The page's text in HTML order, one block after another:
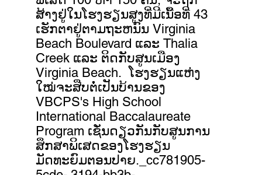
ສ້າງຢູ່ໃນໂຮງຮຽນສູງທີ່ມີເນື້ອທີ່ 43
ເຮັກຕາຢູ່ຕາມຖະຫນົນ Virginia
Beach Boulevard ແລະ Thalia
Creek ແລະ ຕິດກັບສູນເມືອງ
Virginia Beach. ໂຮງຮຽນແຫ່ງ
ໃໝ່ຈະສືບຕໍ່ເປັນບ້ານຂອງ
VBCPS's High School
International Baccalaureate
Program ເຊັ່ນດຽວກັນກັບສູນການ
ສຶກສາພິເສດຂອງໂຮງຮຽນ
ມັດທະຍົມຕອນປາຍ._cc781905-